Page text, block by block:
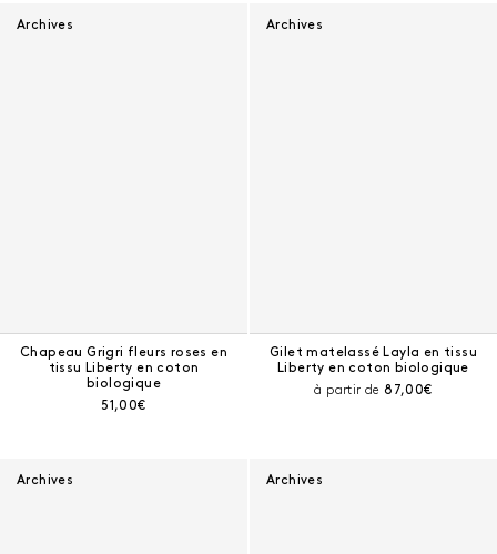
Archives
Chapeau Grigri fleurs roses en
tissu Liberty en coton
biologique
Prix courant :
51,00€
Archives
Gilet matelassé Layla en tissu
Liberty en coton biologique
à partir de Prix courant :
87,00€
Archives Archives